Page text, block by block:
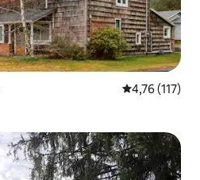
Gemiddelde
4,76 (117)